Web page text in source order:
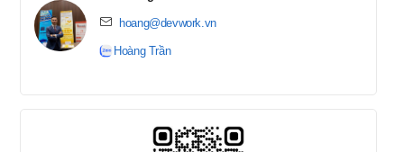
hoang@devwork.vn
Hoàng Trần